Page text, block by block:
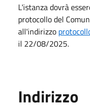
L'istanza dovrà
protocollo del
all'indirizzo
il 22/08/2025.
Indirizzo